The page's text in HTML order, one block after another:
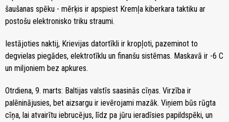
šaušanas spēku - mērķis ir apspiest Kremļa kiberkara taktiku ar
postošu elektronisko triku straumi.
Iestājoties naktij, Krievijas datortīkli ir kropļoti, pazeminot to
degvielas piegādes, elektrotīklu un finanšu sistēmas. Maskavā ir -6 C
un miljoniem bez apkures.
Otrdiena, 9. marts: Baltijas valstīs saasinās cīņas. Virzība ir
palēninājusies, bet aizsargu ir ievērojami mazāk. Viņiem būs rūgta
cīņa, lai atvairītu iebrucējus, līdz pa jūru ieradīsies papildspēki, un